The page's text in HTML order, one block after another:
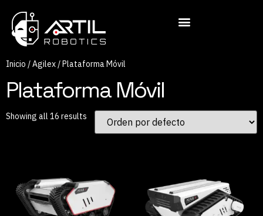
Inicio /Agilex / Plataforma Móvil
Plataforma Móvil
Showing all 16 results